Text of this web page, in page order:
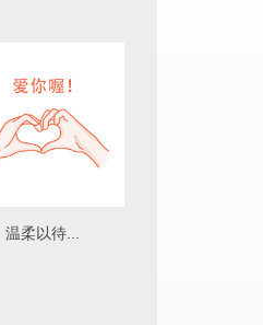
温柔以待...